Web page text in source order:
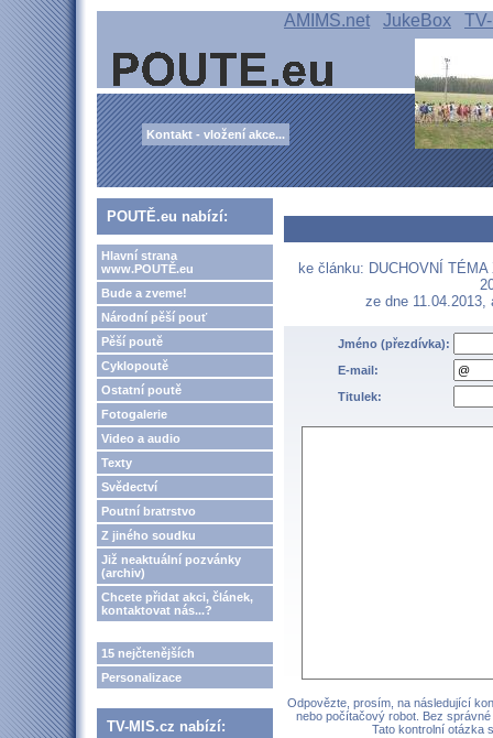
AMIMS.net JukeBox
Kontakt - vložení akce...
POUTĚ.eu nabízí:
Hlavní strana
www.POUTĚ.eu
Bude a zveme!
Národní pěší pouť
Pěší poutě
Cyklopoutě
Ostatní poutě
Fotogalerie
Video a audio
Texty
Svědectví
Poutní bratrstvo
Z jiného soudku
Již neaktuální pozvánky
(archiv)
Chcete přidat akci, článek,
kontaktovat nás...?
15 nejčtenějších
Personalizace
TV-MIS.cz nabízí:
ke článku: DUCHOVNÍ
ze dne
Jméno (přezdívka):
E-mail:
Titulek:
Odpovězte, prosím, na následující
nebo počítačový robot. Bez
Tato kontrolní otázka